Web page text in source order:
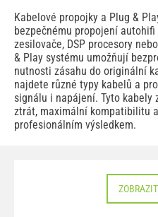
Kabelové propojky a Plug &
bezpečnému propojení
zesilovače, DSP procesory
& Play systému umožňují
nutnosti zásahu do originální
najdete různé typy kabelů a
signálu i napájení. Tyto
ztrát, maximální kompatibilitu
profesionálním výsledkem.